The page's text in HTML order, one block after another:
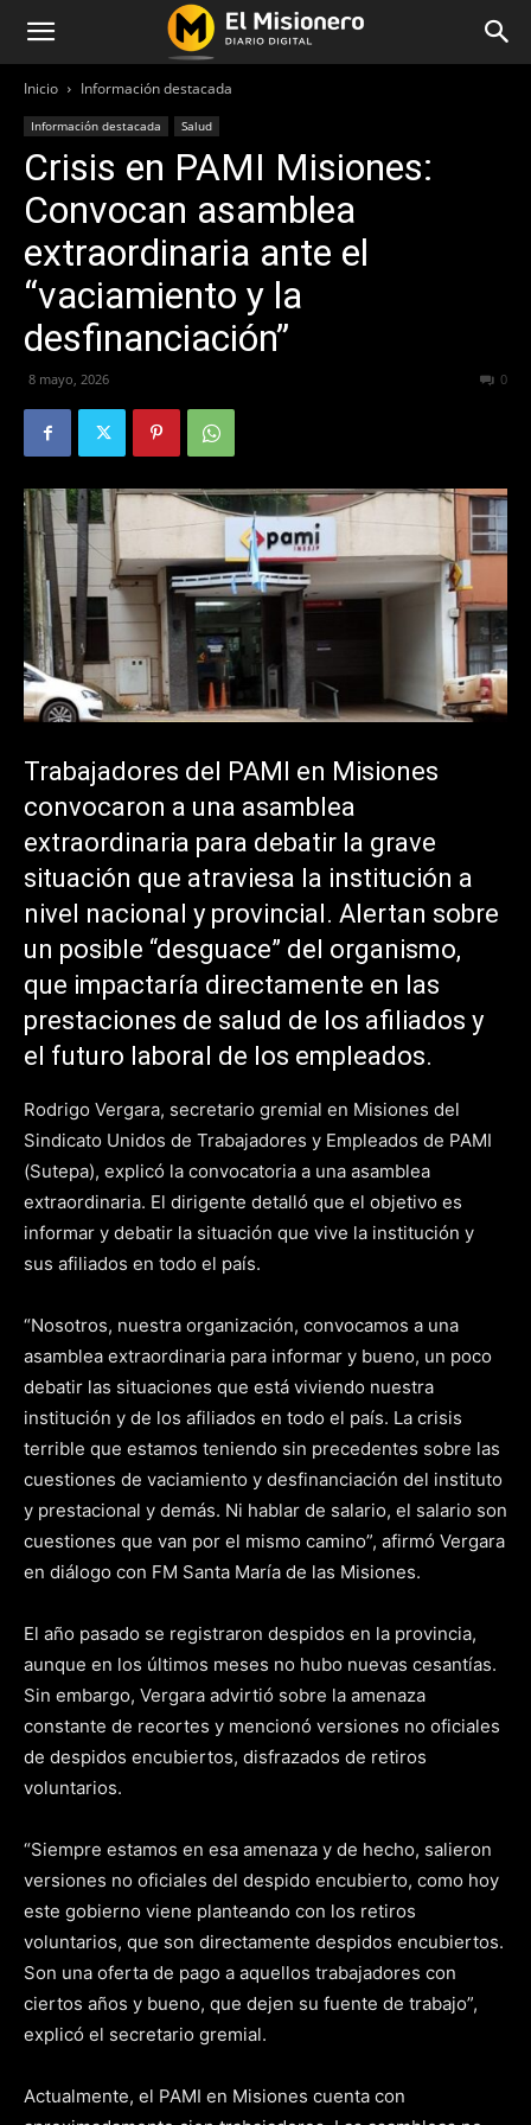
Inicio Información destacada
Información destacada Salud
Crisis en PAMI Misiones:
Convocan asamblea
extraordinaria ante el
“vaciamiento y la
desfinanciación”
8 mayo, 2026 0
Trabajadores del PAMI en Misiones
convocaron a una asamblea
extraordinaria para debatir la grave
situación que atraviesa la institución a
nivel nacional y provincial. Alertan sobre
un posible “desguace” del organismo,
que impactaría directamente en las
prestaciones de salud de los afiliados y
el futuro laboral de los empleados.
Rodrigo Vergara, secretario gremial en Misiones del
Sindicato Unidos de Trabajadores y Empleados de PAMI
(Sutepa), explicó la convocatoria a una asamblea
extraordinaria. El dirigente detalló que el objetivo es
informar y debatir la situación que vive la institución y
sus afiliados en todo el país.
“Nosotros, nuestra organización, convocamos a una
asamblea extraordinaria para informar y bueno, un poco
debatir las situaciones que está viviendo nuestra
institución y de los afiliados en todo el país. La crisis
terrible que estamos teniendo sin precedentes sobre las
cuestiones de vaciamiento y desfinanciación del instituto
y prestacional y demás. Ni hablar de salario, el salario son
cuestiones que van por el mismo camino”, afirmó Vergara
en diálogo con FM Santa María de las Misiones.
El año pasado se registraron despidos en la provincia,
aunque en los últimos meses no hubo nuevas cesantías.
Sin embargo, Vergara advirtió sobre la amenaza
constante de recortes y mencionó versiones no oficiales
de despidos encubiertos, disfrazados de retiros
voluntarios.
“Siempre estamos en esa amenaza y de hecho, salieron
versiones no oficiales del despido encubierto, como hoy
este gobierno viene planteando con los retiros
voluntarios, que son directamente despidos encubiertos.
Son una oferta de pago a aquellos trabajadores con
ciertos años y bueno, que dejen su fuente de trabajo”,
explicó el secretario gremial.
Actualmente, el PAMI en Misiones cuenta con